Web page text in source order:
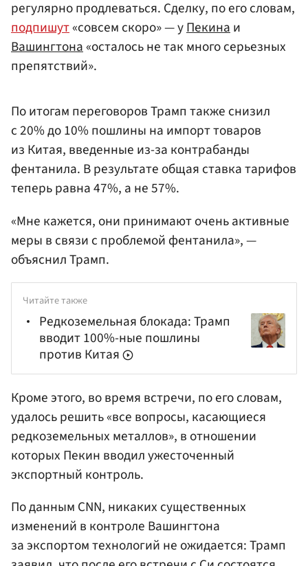
регулярно продлеваться. Сделку, по его словам,
подпишут«совсем скоро» — уПекинаи
Вашингтона«осталось не так много серьезных
препятствий».
По итогам переговоров Трамп также снизил
с 20% до 10% пошлины на импорт товаров
из Китая, введенные из-за контрабанды
фентанила. В результате общая ставка тарифов
теперь равна 47%, а не 57%.
«Мне кажется, они принимают очень активные
меры в связи с проблемой фентанила», —
объяснил Трамп.
Читайте также
Редкоземельная блокада: Трамп
вводит 100%-ные пошлины
против Китая
Кроме этого, во время встречи, по его словам,
удалось решить «все вопросы, касающиеся
редкоземельных металлов», в отношении
которых Пекин вводил ужесточенный
экспортный контроль.
По данным CNN, никаких существенных
изменений в контроле Вашингтона
за экспортом технологий не ожидается: Трамп